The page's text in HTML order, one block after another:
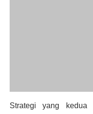
Strategi yang kedua